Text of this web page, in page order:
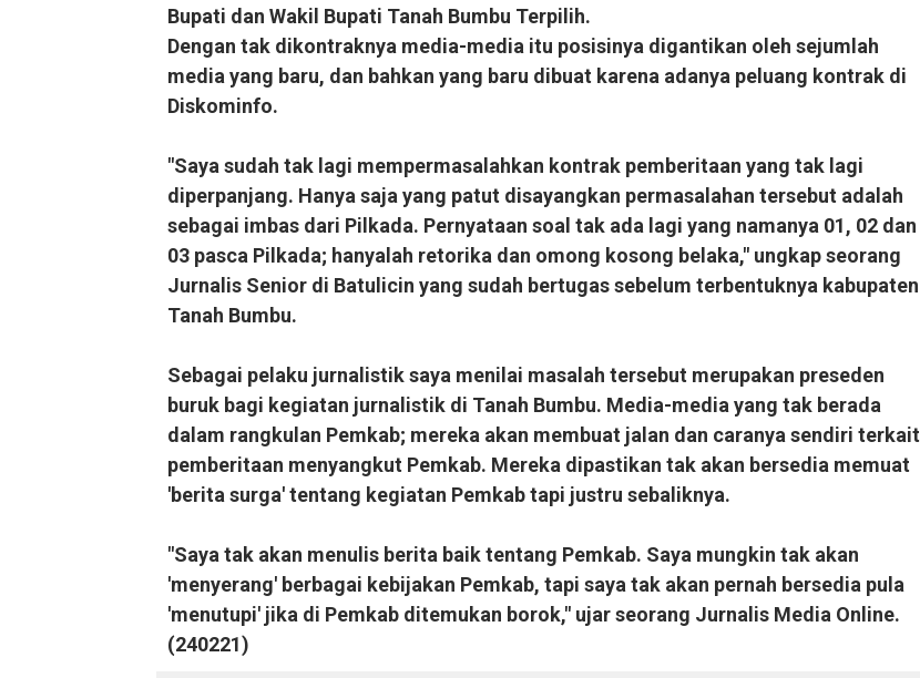
Bupati dan Wakil Bupati Tanah Bumbu Terpilih.
Dengan tak dikontraknya media-media itu posisinya digantikan oleh sejumlah
media yang baru, dan bahkan yang baru dibuat karena adanya peluang kontrak di
Diskominfo.
"Saya sudah tak lagi mempermasalahkan kontrak pemberitaan yang tak lagi
diperpanjang. Hanya saja yang patut disayangkan permasalahan tersebut adalah
sebagai imbas dari Pilkada. Pernyataan soal tak ada lagi yang namanya 01, 02 dan
03 pasca Pilkada; hanyalah retorika dan omong kosong belaka," ungkap seorang
Jurnalis Senior di Batulicin yang sudah bertugas sebelum terbentuknya kabupaten
Tanah Bumbu.
Sebagai pelaku jurnalistik saya menilai masalah tersebut merupakan preseden
buruk bagi kegiatan jurnalistik di Tanah Bumbu. Media-media yang tak berada
dalam rangkulan Pemkab; mereka akan membuat jalan dan caranya sendiri terkait
pemberitaan menyangkut Pemkab. Mereka dipastikan tak akan bersedia memuat
'berita surga' tentang kegiatan Pemkab tapi justru sebaliknya.
"Saya tak akan menulis berita baik tentang Pemkab. Saya mungkin tak akan
'menyerang' berbagai kebijakan Pemkab, tapi saya tak akan pernah bersedia pula
'menutupi' jika di Pemkab ditemukan borok," ujar seorang Jurnalis Media Online.
(240221)